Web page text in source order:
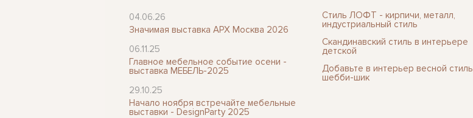
04.06.26
Значимая выставка АРХ Москва 2026
06.11.25
Главное мебельное событие осени -
выставка МЕБЕЛЬ-2025
29.10.25
Начало ноября встречайте мебельные
выставки - DesignParty 2025
Стиль ЛОФТ - кирпичи, металл,
индустриальный стиль
Скандинавский стиль в интерьере
детской
Добавьте в интерьер весной стиль
шебби-шик